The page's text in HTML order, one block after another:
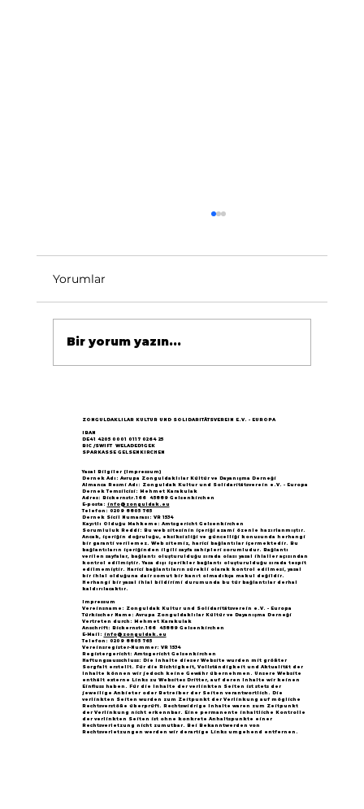
büyük yankı uyandırdı...
Yorumlar
Bir yorum yazın...
ZONGULDAKLILAR KULTUR UND SOLIDARITÄTSVEREIN E.V. - EUROPA
IBAN
DE41 4205 0001 0117 0264 25
BIC /SWIFT WELADED1GEK
SPARKASSE GELSENKIRCHEN
Yasal Bilgiler (Impressum)
Dernek Adı: Avrupa Zonguldaklılar Kültür ve Dayanışma Derneği
Almanca Resmi Adı: Zonguldak Kultur und Solidaritätsverein e.V. - Europa
Dernek Temsilcisi: Mehmet Karakulak
Adres: Bickernstr.166 45889 Gelsenkirchen
E-posta: info@zonguldak.eu
Telefon: 0209 8805 765
Dernek Sicil Numarası: VR 1534
Kayıtlı Olduğu Mahkeme: Amtsgericht Gelsenkirchen
Sorumluluk Reddi: Bu web sitesinin içeriği azami özenle hazırlanmıştır.
Ancak, içeriğin doğruluğu, eksiksizliği ve güncelliği konusunda herhangi
bir garanti verilemez. Web sitemiz, harici bağlantılar içermektedir. Bu
bağlantıların içeriğinden ilgili sayfa sahipleri sorumludur. Bağlantı
verilen sayfalar, bağlantı oluşturulduğu sırada olası yasal ihlaller açısından
kontrol edilmiştir. Yasa dışı içerikler bağlantı oluşturulduğu sırada tespit
edilmemiştir. Harici bağlantıların sürekli olarak kontrol edilmesi, yasal
bir ihlal olduğuna dair somut bir kanıt olmadıkça makul değildir.
Herhangi bir yasal ihlal bildirimi durumunda bu tür bağlantılar derhal
kaldırılacaktır.
Impressum
Vereinsname: Zonguldak Kultur und Solidaritätsverein e.V. - Europa
Türkischer Name: Avrupa Zonguldaklılar Kültür ve Dayanışma Derneği
Vertreten durch: Mehmet Karakulak
Anschrift: Bickernstr.166 45889 Gelsenkirchen
E-Mail: info@zonguldak.eu
Telefon: 0209 8805 765
Vereinsregister-Nummer: VR 1534
Registergericht: Amtsgericht Gelsenkirchen
Haftungsausschluss: Die Inhalte dieser Website wurden mit größter
Sorgfalt erstellt. Für die Richtigkeit, Vollständigkeit und Aktualität der
Inhalte können wir jedoch keine Gewähr übernehmen. Unsere Website
enthält externe Links zu Websites Dritter, auf deren Inhalte wir keinen
Einfluss haben. Für die Inhalte der verlinkten Seiten ist stets der
jeweilige Anbieter oder Betreiber der Seiten verantwortlich. Die
verlinkten Seiten wurden zum Zeitpunkt der Verlinkung auf mögliche
Rechtsverstöße überprüft. Rechtswidrige Inhalte waren zum Zeitpunkt
der Verlinkung nicht erkennbar. Eine permanente inhaltliche Kontrolle
der verlinkten Seiten ist ohne konkrete Anhaltspunkte einer
Rechtsverletzung nicht zumutbar. Bei Bekanntwerden von
Rechtsverletzungen werden wir derartige Links umgehend entfernen.